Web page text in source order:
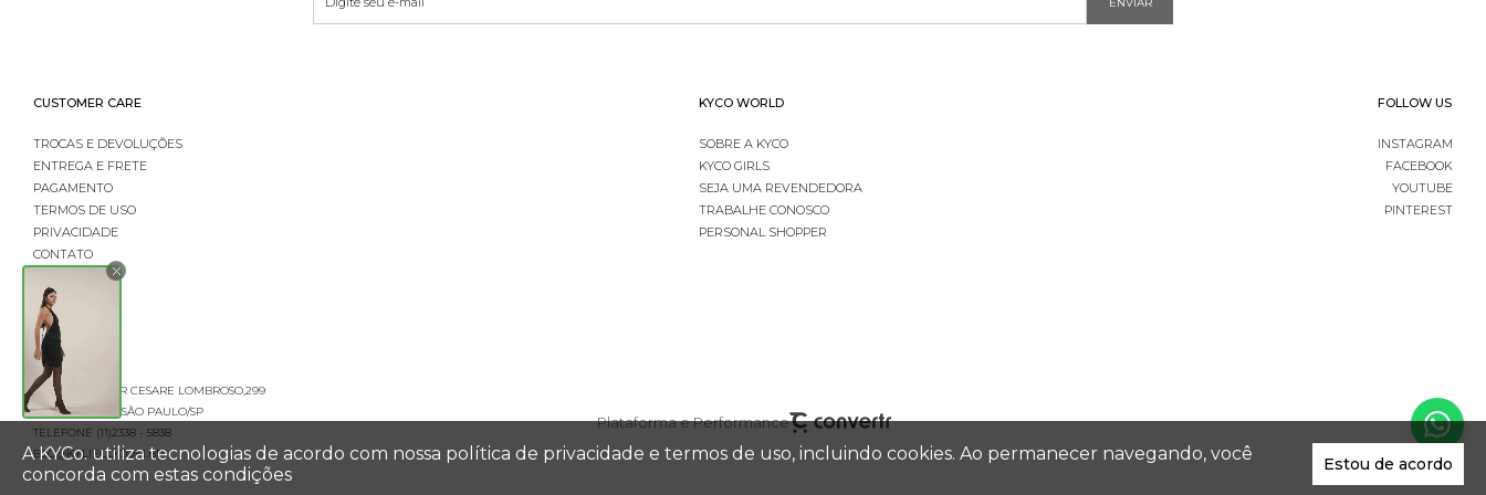
CUSTOMER CARE
TROCAS E DEVOLUÇÕES
ENTREGA E FRETE
PAGAMENTO
TERMOS DE USO
PRIVACIDADE
CONTATO
KYCO WORLD
SOBRE A KYCO
KYCO GIRLS
SEJA UMA REVENDEDORA
TRABALHE CONOSCO
PERSONAL SHOPPER
FOLLOW US
INSTAGRAM
FACEBOOK
YOUTUBE
PINTEREST
RUA PROFESSOR CESARE LOMBROSO,299
CEP 01121-022 - SÃO PAULO/SP
TELEFONE (11)2338 - 5838
B2C@KYLIECO.COM.BR
Plataforma e Performance
A KYCo. utiliza tecnologias de acordo com nossa política de privacidade e termos de uso, incluindo cookies. Ao permanecer navegando, você
concorda com estas condições
Estou de acordo